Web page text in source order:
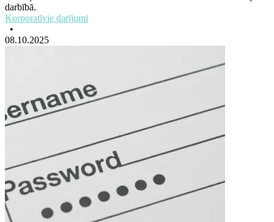
darbībā.
Korporatīvie darījumi
•
08.10.2025